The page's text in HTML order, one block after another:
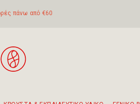
πάνω από €60